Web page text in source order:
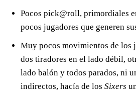
Pocos pick@roll, primordiales
pocos jugadores que generen
Muy pocos movimientos de los
dos tiradores en el lado débil,
lado balón y todos parados, ni
indirectos, hacía de los Sixers